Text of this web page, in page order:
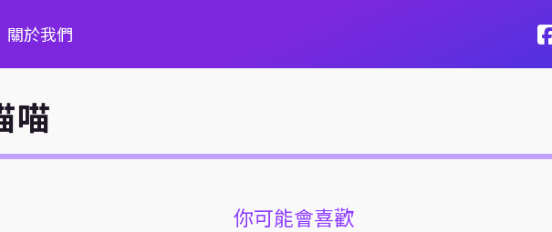
關於我們
喵
你可能會喜歡